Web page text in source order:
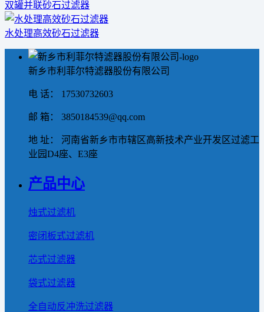
双罐并联砂石过滤器
水处理高效砂石过滤器
新乡市利菲尔特滤器股份有限公司
电 话： 17530732603
邮 箱： 3850184539@qq.com
地 址： 河南省新乡市市辖区高新技术产业开发区过滤工
业园D4座、E3座
产品中心
烛式过滤机
密闭板式过滤机
芯式过滤器
袋式过滤器
全自动反冲洗过滤器